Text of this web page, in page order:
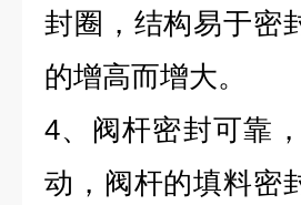
封圈，结构易于密
的增高而增大。
4、阀杆密封可靠
动，阀杆的填料密